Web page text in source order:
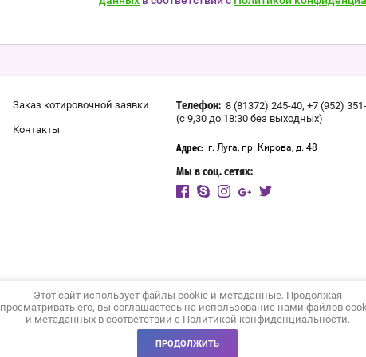
Заказ котировочной заявки
Контакты
Телефон: 8 (81372) 245-40, +7 (952)
(с 9,30 до 18:30 без выходных)
Адрес: г. Луга, пр. Кирова, д. 48
Мы в соц. сетях:
Этот сайт использует файлы cookie и метаданные. Продолжая
просматривать его, вы соглашаетесь на использование нами файлов
и метаданных в соответствии с Политикой конфиденциальности.
ПРОДОЛЖИТЬ